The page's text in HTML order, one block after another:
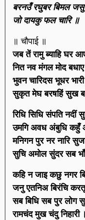
बरनउँ रघुबर बिमल जसु
जो दायकु फल चारि ॥
॥ चौपाई ॥
जब तें रामु ब्याहि घर
नित नव मंगल मोद
भुवन चारिदस भूधर
सुकृत मेघ बरषहिं सुख
रिधि सिधि संपति नदीं
उमगि अवध अंबुधि कहुँ
मनिगन पुर नर नारि
सुचि अमोल सुंदर सब
कहि न जाइ कछु नगर
जनु एतनिअ बिरंचि
सब बिधि सब पुर लोग
रामचंद मुख चंदु निहारी